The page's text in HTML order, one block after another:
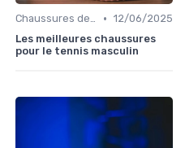
Chaussures de Tennis • 12/06/2025
Les meilleures chaussures
pour le tennis masculin